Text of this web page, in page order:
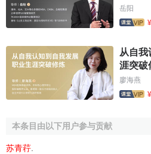
岳阳
¥
从自我
涯突破
廖海燕
¥
本条目由以下用户参与贡献
苏青荇